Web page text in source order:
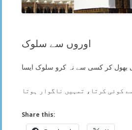
اوروں سے سلوک
بھول کر کسی سے نہ کرو سلوک ایسا
کوئی کرتا، تمہیں ناگوار ہوتا
Share this: